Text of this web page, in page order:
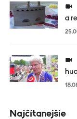
a
Najčítanejšie